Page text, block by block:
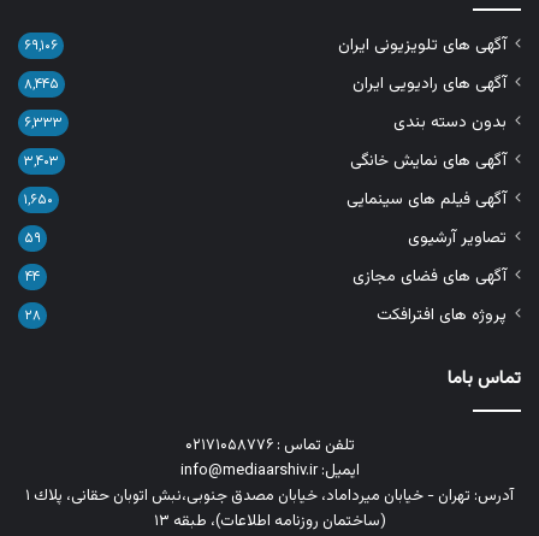
آگهی های تلویزیونی ایران ۶۹,۱۰۶
آگهی های رادیویی ایران ۸,۴۴۵
بدون دسته بندی ۶,۳۳۳
آگهی های نمایش خانگی ۳,۴۰۳
آگهی فیلم های سینمایی ۱,۶۵۰
تصاویر آرشیوی ۵۹
آگهی های فضای مجازی ۴۴
پروژه های افترافکت ۲۸
تماس باما
تلفن تماس : ۰۲۱۷۱۰۵۸۷۷۶
ایمیل: info@mediaarshiv.ir
آدرس: تهران - خیابان میرداماد، خیابان مصدق جنوبی،نبش اتوبان حقانی، پلاك ١
(ساختمان روزنامه اطلاعات)، طبقه ۱۳